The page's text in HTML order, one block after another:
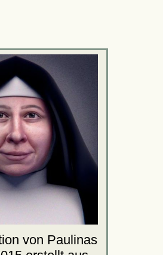
von Paulinas